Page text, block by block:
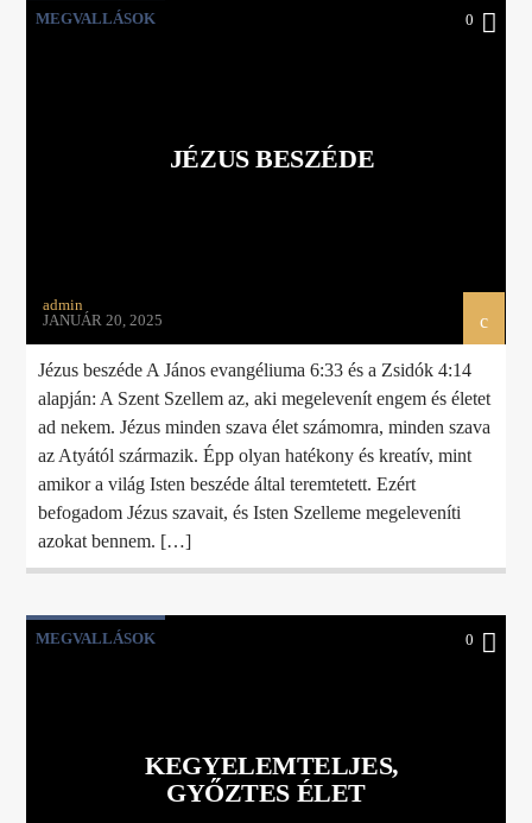
MEGVALLÁSOK 0
JÉZUS BESZÉDE
admin
JANUÁR 20, 2025
Jézus beszéde A János evangéliuma 6:33 és a Zsidók 4:14
alapján: A Szent Szellem az, aki megelevenít engem és életet
ad nekem. Jézus minden szava élet számomra, minden szava
az Atyától származik. Épp olyan hatékony és kreatív, mint
amikor a világ Isten beszéde által teremtetett. Ezért
befogadom Jézus szavait, és Isten Szelleme megeleveníti
azokat bennem. […]
MEGVALLÁSOK 0
KEGYELEMTELJES,
GYŐZTES ÉLET